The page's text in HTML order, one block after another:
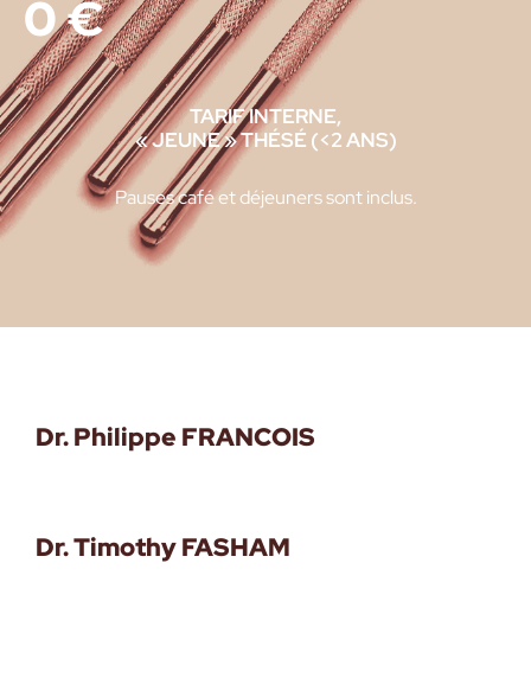
0€
TARIF INTERNE,
« JEUNE » THÉSÉ (<2 ANS)
Pauses café et déjeuners sont inclus.
Dr. Philippe FRANCOIS
Dr. Timothy FASHAM